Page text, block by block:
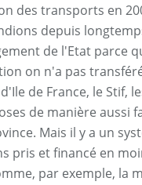
des transports en
depuis
de l'Etat parce
on n'a pas
de France, le Stif,
de manière aussi
Mais il y a un
pris et financé en
par exemple, la